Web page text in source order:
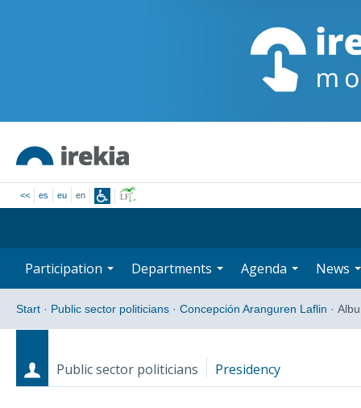
<< es eu en
Participation Departments Agenda News
Start · Public sector politicians · Concepción Aranguren Laflin ·
Public sector politicians Presidency